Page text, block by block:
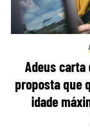
Adeus carta
proposta que
idade